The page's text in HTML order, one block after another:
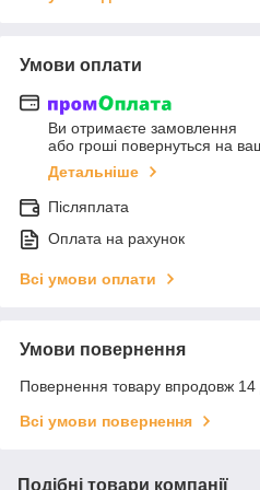
Умови оплати
Ви отримаєте замовлення
або гроші повернуться на
Детальніше
Післяплата
Оплата на рахунок
Всі умови оплати
Умови повернення
Повернення товару впродовж 14
Всі умови повернення
Подібні товари компанії